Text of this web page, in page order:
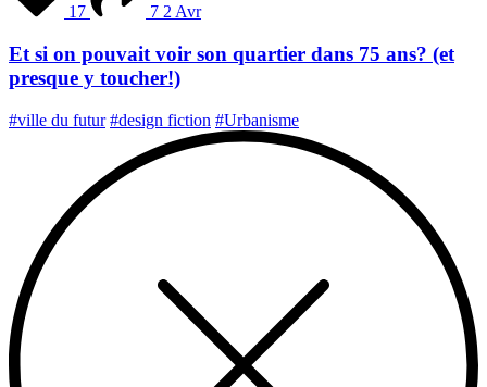
17 7 2 Avr
Et si on pouvait voir son quartier dans 75 ans? (et
presque y toucher!)
#ville du futur #design fiction #Urbanisme